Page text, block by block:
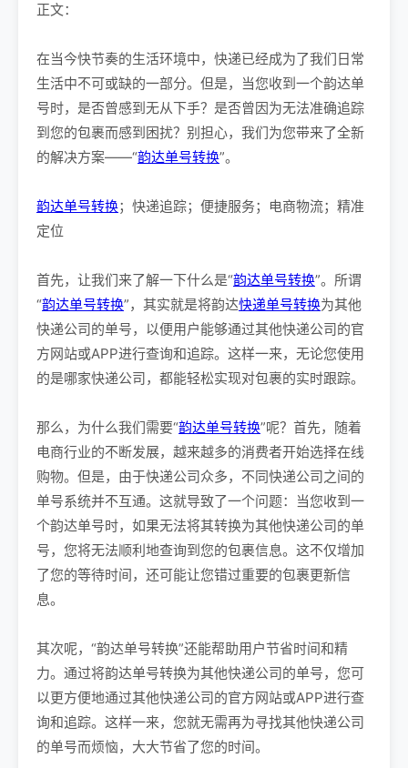
正文：
在当今快节奏的生活环境中，快递已经成为了我们日常
生活中不可或缺的一部分。但是，当您收到一个韵达单
号时，是否曾感到无从下手？是否曾因为无法准确追踪
到您的包裹而感到困扰？别担心，我们为您带来了全新
的解决方案——“韵达单号转换”。
韵达单号转换；快递追踪；便捷服务；电商物流；精准
定位
首先，让我们来了解一下什么是“韵达单号转换”。所谓
“韵达单号转换”，其实就是将韵达快递单号转换为其他
快递公司的单号，以便用户能够通过其他快递公司的官
方网站或APP进行查询和追踪。这样一来，无论您使用
的是哪家快递公司，都能轻松实现对包裹的实时跟踪。
那么，为什么我们需要“韵达单号转换”呢？首先，随着
电商行业的不断发展，越来越多的消费者开始选择在线
购物。但是，由于快递公司众多，不同快递公司之间的
单号系统并不互通。这就导致了一个问题：当您收到一
个韵达单号时，如果无法将其转换为其他快递公司的单
号，您将无法顺利地查询到您的包裹信息。这不仅增加
了您的等待时间，还可能让您错过重要的包裹更新信
息。
其次呢，“韵达单号转换”还能帮助用户节省时间和精
力。通过将韵达单号转换为其他快递公司的单号，您可
以更方便地通过其他快递公司的官方网站或APP进行查
询和追踪。这样一来，您就无需再为寻找其他快递公司
的单号而烦恼，大大节省了您的时间。